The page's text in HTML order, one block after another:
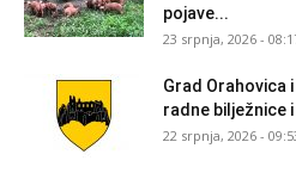
pojave...
23 srpnja, 2026 -
Grad Orahovica
radne bilježnice
22 srpnja, 2026 -